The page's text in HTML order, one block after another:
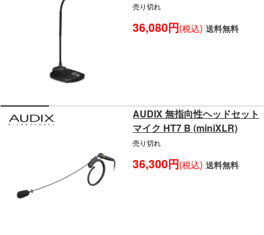
売り切れ
36,080円(税込) 送料無料
AUDIX 無指向性ヘッドセット
マイク HT7 B (miniXLR)
売り切れ
36,300円(税込) 送料無料